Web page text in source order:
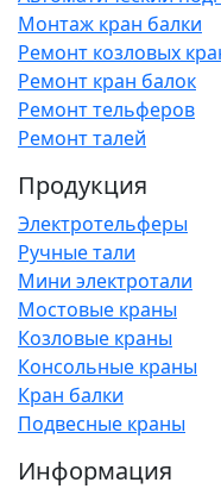
Монтаж кран балки
Ремонт козловых
Ремонт кран балок
Ремонт тельферов
Ремонт талей
Продукция
Электротельферы
Ручные тали
Мини электротали
Мостовые краны
Козловые краны
Консольные краны
Кран балки
Подвесные краны
Информация